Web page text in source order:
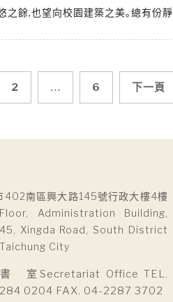
之餘,也望向校園建築之美｡總有份
2 ... 6 下一頁
402南區興大路145號行政大樓4樓
Administration Building,
Xingda Road, South District
City
室Secretariat Office TEL.
0204 FAX. 04-2287 3702